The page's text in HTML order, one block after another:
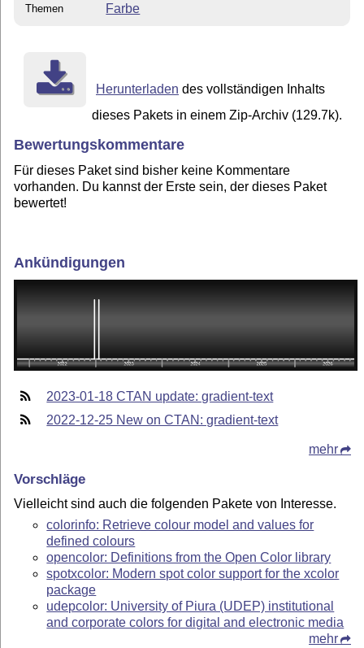
Themen Farbe
Herunterladen des vollständigen Inhalts
dieses Pakets in einem Zip-Archiv (129.7k).
Bewertungskommentare
Für dieses Paket sind bisher keine Kommentare
vorhanden. Du kannst der Erste sein, der dieses Paket
bewertet!
Ankündigungen
2023-01-18 CTAN update: gradient-text
2022-12-25 New on CTAN: gradient-text
mehr
Vorschläge
Vielleicht sind auch die folgenden Pakete von Interesse.
colorinfo: Retrieve colour model and values for
defined colours
opencolor: Definitions from the Open Color library
spotxcolor: Modern spot color support for the xcolor
package
udepcolor: University of Piura (UDEP) institutional
and corporate colors for digital and electronic media
mehr